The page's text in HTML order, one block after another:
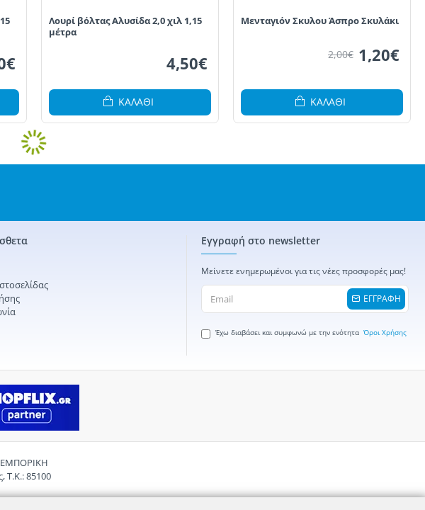
Λουρί βόλτας Αλυσίδα 2,0 χιλ 1,15
μέτρα
4,50€
ΚΑΛΆΘΙ
Μενταγιόν Σκυλου Άσπρο Σκυλάκι
1,20€
2,00€
ΚΑΛΆΘΙ
Εγγραφή στο newsletter
Μείνετε ενημερωμένοι για τις νέες προσφορές μας!
ΕΓΓΡΑΦΗ
Έχω διαβάσει και συμφωνώ με την ενότητα Όροι Χρήσης
ΕΜΠΟΡΙΚΗ
Τ.Κ.: 85100